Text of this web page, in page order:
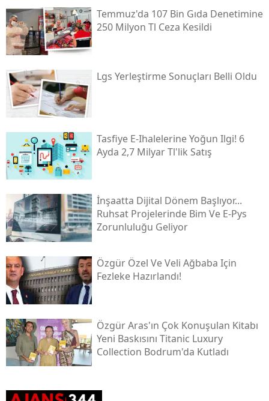
Temmuz'da 107 Bin Gıda Denetimine
250 Milyon Tl Ceza Kesildi
Lgs Yerleştirme Sonuçları Belli Oldu
Tasfiye E-Ihalelerine Yoğun Ilgi! 6
Ayda 2,7 Milyar Tl'lik Satış
İnşaatta Dijital Dönem Başlıyor...
Ruhsat Projelerinde Bim Ve E-Pys
Zorunluluğu Geliyor
Özgür Özel Ve Veli Ağbaba Için
Fezleke Hazırlandı!
Özgür Aras'ın Çok Konuşulan Kitabı
Yeni Baskısını Titanic Luxury
Collection Bodrum'da Kutladı